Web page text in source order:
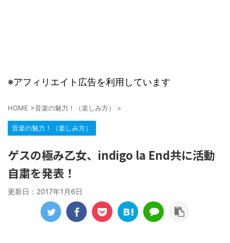
※アフィリエイト広告を利用しています
HOME >音楽の魅力！（楽しみ方） >
音楽の魅力！（楽しみ方）
ゲスの極み乙女、indigo la End共に活動
自粛を発表！
更新日： 2017年1月6日